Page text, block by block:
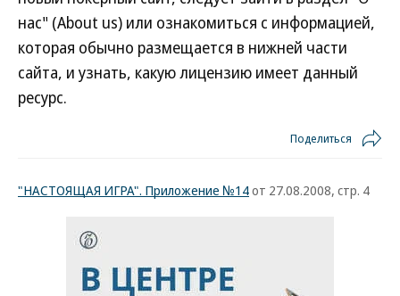
нас" (About us) или ознакомиться с информацией,
которая обычно размещается в нижней части
сайта, и узнать, какую лицензию имеет данный
ресурс.
Поделиться
"НАСТОЯЩАЯ ИГРА". Приложение №14от 27.08.2008, стр. 4